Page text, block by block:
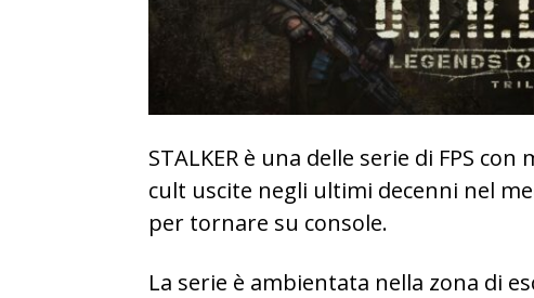
STALKER è una delle serie di FPS
cult uscite negli ultimi decenni nel
per tornare su console.
La serie è ambientata nella zona di